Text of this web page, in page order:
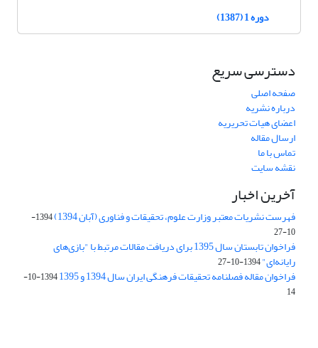
دوره 1 (1387)
دسترسی سریع
صفحه اصلی
درباره نشریه
اعضای هیات تحریریه
ارسال مقاله
تماس با ما
نقشه سایت
آخرین اخبار
فهرست نشریات معتبر وزارت علوم، تحقیقات و فناوری (آبان 1394)
1394-
10-27
فراخوان تابستان سال 1395 برای دریافت مقالات مرتبط با "بازی‌های
رایانه‌ای"1394-10-27
فراخوان مقاله فصلنامه تحقیقات فرهنگی ایران سال 1394 و 1395
1394-10-
14